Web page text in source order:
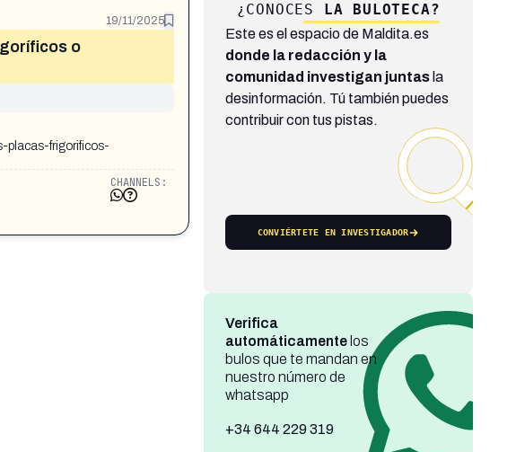
19/11/2025
o
placas-frigorificos-
CHANNELS:
¿CONOCES LA BULOTECA?
Este es el espacio de Maldita.es
donde la redacción y la
comunidad investigan juntasla
desinformación. Tú también puedes
contribuir con tus pistas.
CONVIÉRTETE EN INVESTIGADOR
Verifica
automáticamentelos
bulos que te mandan en
nuestro número de
whatsapp
+34 644 229 319